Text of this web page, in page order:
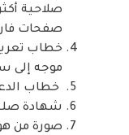
صلاحية
صفحات
خطاب
موجه إلى
خطاب
شهادة صلة
صورة من